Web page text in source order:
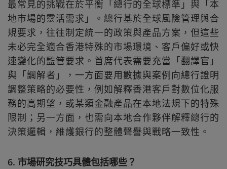
最常見的挑戰在於平衡「總行的全球標準」與「本
地市場的靈活需求」。總行基於全球風險管理與合
規要求，往往制定統一的政策與產品方案，但這些
未必完全適合香港特殊的市場環境、客戶偏好或快
速變化的監管要求。首席代表需要充當「翻譯官」
與「調解者」，一方面要用數據與案例向總行證明
調整策略的必要性，例如解釋香港客戶對數位化服
務的高期望，或某類金融產品在本地法規下的特殊
限制；另一方面，也需向本地合作夥伴解釋總行的
決策邏輯，維護銀行的整體聲譽與戰略一致性。
6. 市場研究技巧具體包括哪些？